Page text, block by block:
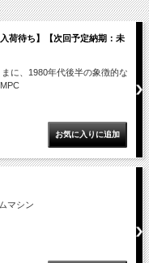
荷待ち】【次回予定納期：未
に、1980年代後半の象徴的な
マシン